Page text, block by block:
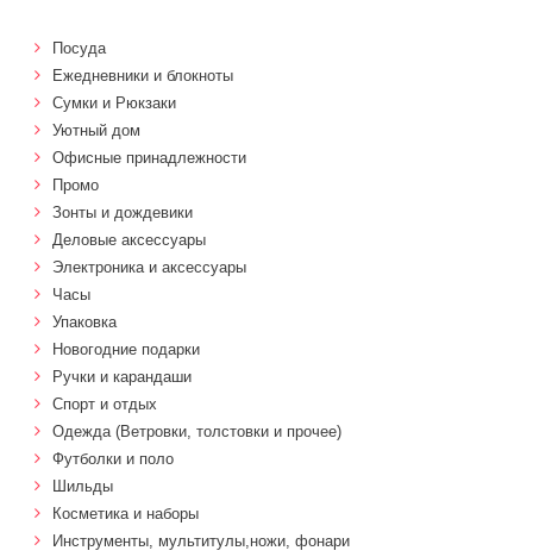
Посуда
Ежедневники и блокноты
Сумки и Рюкзаки
Уютный дом
Офисные принадлежности
Промо
Зонты и дождевики
Деловые аксессуары
Электроника и аксессуары
Часы
Упаковка
Новогодние подарки
Ручки и карандаши
Спорт и отдых
Одежда (Ветровки, толстовки и прочее)
Футболки и поло
Шильды
Косметика и наборы
Инструменты, мультитулы,ножи, фонари